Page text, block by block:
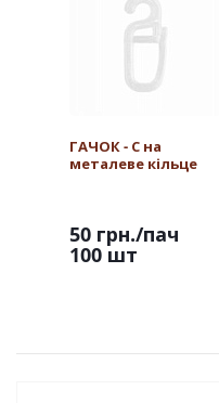
ГАЧОК - С на
металеве кільце
50 грн./пач
100 шт